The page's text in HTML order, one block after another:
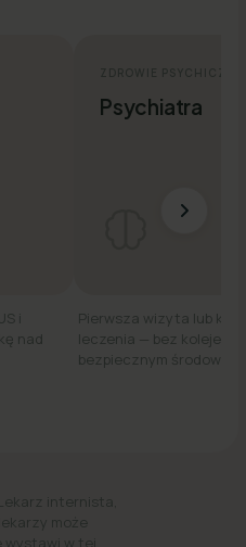
i
nad
Psychiatra
Pierwsza wizyta lub
leczenia — bez kolejek, w
bezpiecznym środowisku.
internista,
może
wystawi w tej